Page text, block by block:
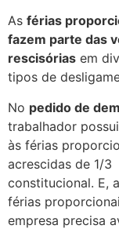
As férias
fazem parte das
rescisórias em
tipos de
No pedido de
trabalhador
às férias
acrescidas de 1/3
constitucional. E,
férias
empresa precisa